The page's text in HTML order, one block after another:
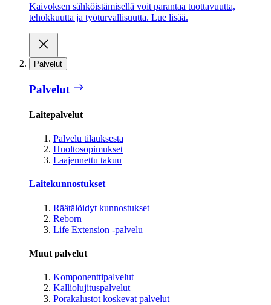
Kaivoksen sähköistämisellä voit parantaa tuottavuutta,
tehokkuutta ja työturvallisuutta. Lue lisää.
Palvelut
Palvelut
Laitepalvelut
Palvelu tilauksesta
Huoltosopimukset
Laajennettu takuu
Laitekunnostukset
Räätälöidyt kunnostukset
Reborn
Life Extension -palvelu
Muut palvelut
Komponenttipalvelut
Kalliolujituspalvelut
Porakalustot koskevat palvelut